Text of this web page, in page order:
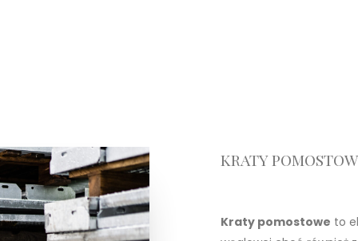
KRATY
Kraty pomostowe to